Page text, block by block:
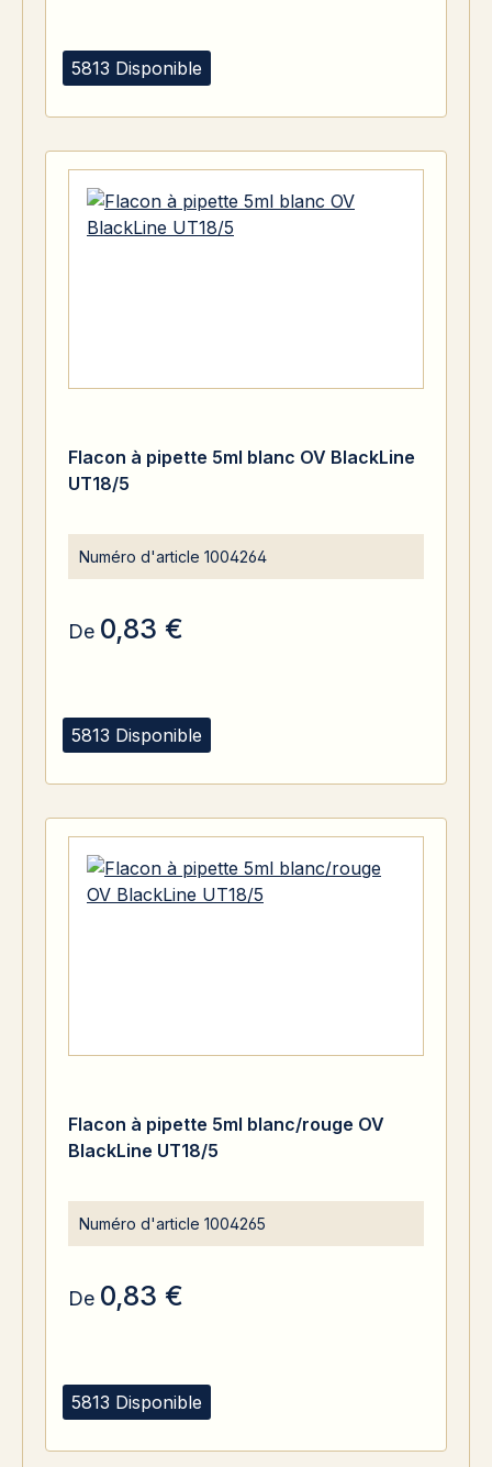
5813 Disponible
5813 Disponible
Flacon à pipette 5ml blanc OV BlackLine
UT18/5
Numéro d'article 1004264
De 0,83 €
5813 Disponible
Flacon à pipette 5ml blanc/rouge OV
BlackLine UT18/5
Numéro d'article 1004265
De 0,83 €